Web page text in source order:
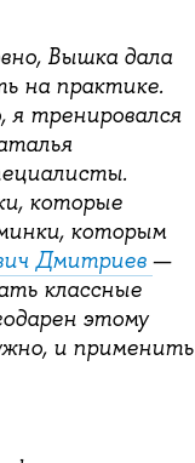
Вышка дала
на практике.
я тренировался
которые
которым
Дмитриев —
классные
этому
и применить